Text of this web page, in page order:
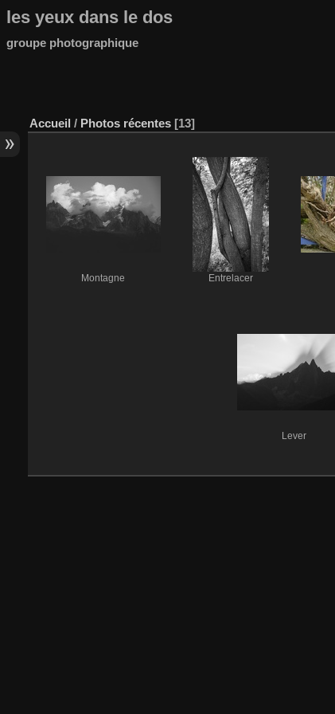
les yeux dans le dos
groupe photographique
Accueil / Photos récentes 13
Montagne Entrelacer
Lever